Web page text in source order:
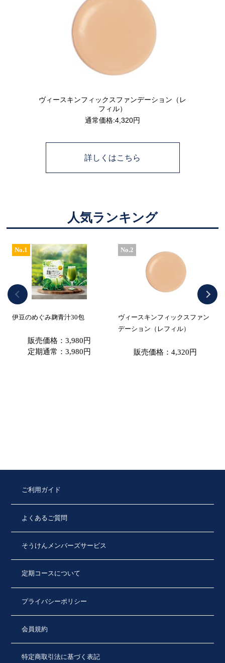
ヴィースキンフィックスファンデーション（レ
フィル）
通常価格:4,320円
詳しくはこちら
人気ランキング
No.1
伊豆のめぐみ麹青汁30包
販売価格：3,980円
定期通常：3,980円
No.2
ヴィースキンフィックスファン
デーション（レフィル）
販売価格：4,320円
ご利用ガイド
よくあるご質問
そうけんメンバーズサービス
定期コースについて
プライバシーポリシー
会員規約
特定商取引法に基づく表記